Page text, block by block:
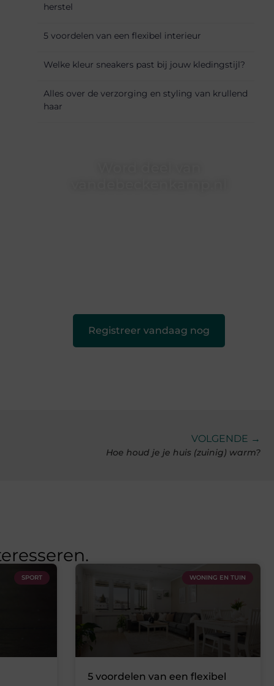
herstel
5 voordelen van een flexibel interieur
Welke kleur sneakers past bij jouw kledingstijl?
Alles over de verzorging en styling van krullend
haar
Registreer vandaag nog
VOLGENDE →
Hoe houd je je huis (zuinig) warm?
SPORT WONING EN TUIN
5 voordelen van een flexibel